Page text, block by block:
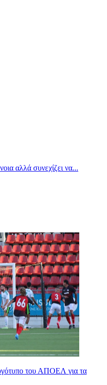
αλλά συνεχίζει να...
του ΑΠΟΕΛ για τα